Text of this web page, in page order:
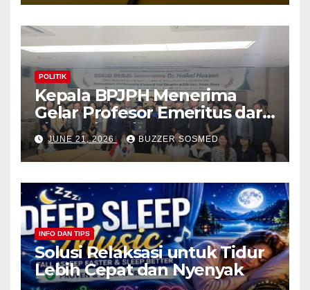
POLITIK
Kepala BPJPH Menerima
Gelar Profesor Emeritus dari
Silla University, Busan Korsel
JUNE 21, 2026 BUZZER SOSMED
INFO DAN TIPS
Solusi Relaksasi untuk Tidur
Lebih Cepat dan Nyenyak